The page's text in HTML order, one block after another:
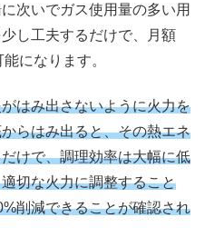
次いでガス使用量の多い用
し工夫するだけで、月額
になります。
はみ出さないように火力を
らはみ出ると、その熱エネ
けで、調理効率は大幅に低
切な火力に調整すること
削減できることが確認され